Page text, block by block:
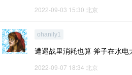
2022-09-03 15:30 北京
ohanily1
遭遇战里消耗也算 斧子在水
2022-09-07 18:34 北京